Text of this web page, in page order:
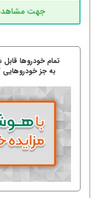
تمام خودروها
به جز خودروهایی